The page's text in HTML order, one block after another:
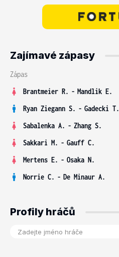
Zajímavé zápasy
Zápas
Brantmeier R. - Mandlik E.
Ryan Ziegann S. - Gadecki T.
Sabalenka A. - Zhang S.
Sakkari M. - Gauff C.
Mertens E. - Osaka N.
Norrie C. - De Minaur A.
Profily hráčů